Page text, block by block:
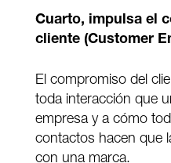
Cuarto, impulsa el
cliente (Customer
El compromiso del
toda interacción que
empresa y a cómo
contactos hacen que
con una marca.